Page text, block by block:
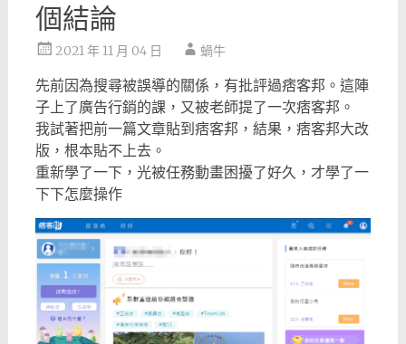
個結論
2021 年 11 月 04 日 蝸牛
先前因為搜尋被誤導的關係，有批評過痞客邦。這陣
子上了廣告行銷的課，又被老師提了一次痞客邦。
我試著把前一篇文章貼到痞客邦，結果，痞客邦大改
版，根本貼不上去。
重新學了一下，光被任務動畫困擾了好久，才學了一
下下怎麼操作